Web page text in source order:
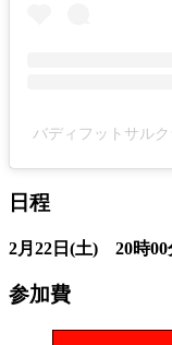
バディフットサル
日程
2月22日(土) 20時00
参加費